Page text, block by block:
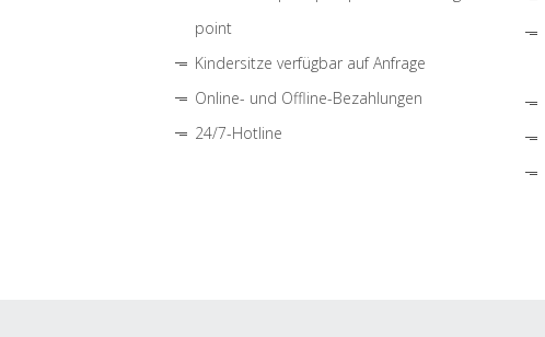
point
Kindersitze verfügbar auf Anfrage
Online- und Offline-Bezahlungen
24/7-Hotline